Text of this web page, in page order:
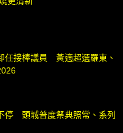
任接棒議員 黃適超選羅東、
停 頭城普度祭典照常、系列